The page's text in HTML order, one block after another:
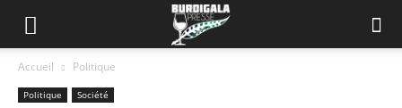
Accueil Politique
Politique Société